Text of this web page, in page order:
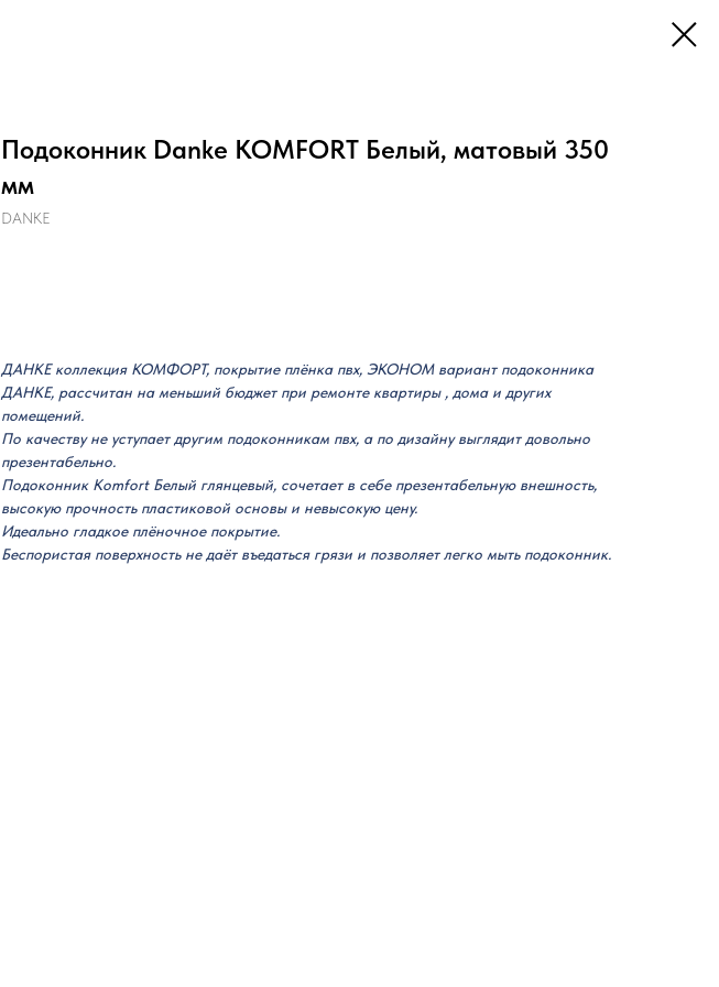
Подоконник Danke KOMFORT Белый, матовый 350
мм
DANKE
ДАНКЕ коллекция КОМФОРТ, покрытие плёнка пвх, ЭКОНОМ вариант подоконника
ДАНКЕ, рассчитан на меньший бюджет при ремонте квартиры , дома и других
помещений.
По качеству не уступает другим подоконникам пвх, а по дизайну выглядит довольно
презентабельно.
Подоконник Komfort Белый глянцевый, сочетает в себе презентабельную внешность,
высокую прочность пластиковой основы и невысокую цену.
Идеально гладкое плёночное покрытие.
Беспористая поверхность не даёт въедаться грязи и позволяет легко мыть подоконник.